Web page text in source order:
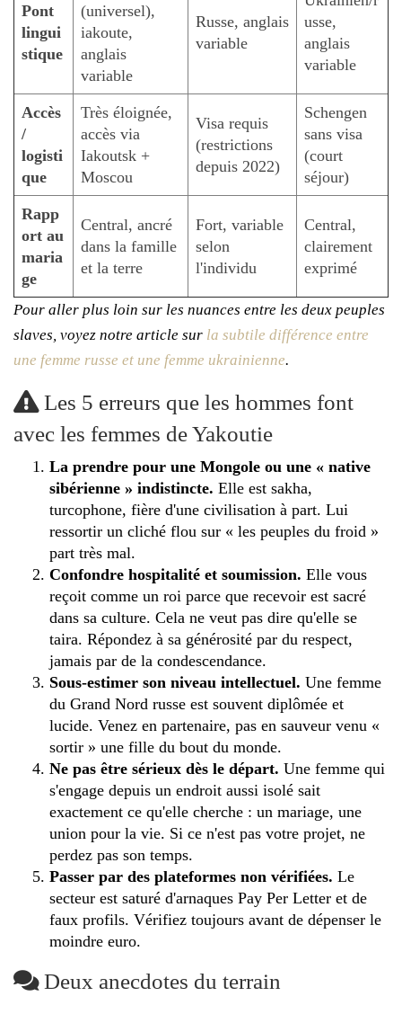
Pont
lingui
stique
(universel),
iakoute,
anglais
variable
Russe, anglais
variable
usse,
anglais
variable
Accès
/
logisti
que
Très éloignée,
accès via
Iakoutsk +
Moscou
Visa requis
(restrictions
depuis 2022)
Schengen
sans visa
(court
séjour)
Rapp
ort au
maria
ge
Central, ancré
dans la famille
et la terre
Fort, variable
selon
l'individu
Central,
clairement
exprimé
Pour aller plus loin sur les nuances entre les deux peuples
slaves, voyez notre article sur la subtile différence entre
une femme russe et une femme ukrainienne.
Les 5 erreurs que les hommes font
avec les femmes de Yakoutie
La prendre pour une Mongole ou une « native
sibérienne » indistincte. Elle est sakha,
turcophone, fière d'une civilisation à part. Lui
ressortir un cliché flou sur « les peuples du froid »
part très mal.
Confondre hospitalité et soumission. Elle vous
reçoit comme un roi parce que recevoir est sacré
dans sa culture. Cela ne veut pas dire qu'elle se
taira. Répondez à sa générosité par du respect,
jamais par de la condescendance.
Sous-estimer son niveau intellectuel. Une femme
du Grand Nord russe est souvent diplômée et
lucide. Venez en partenaire, pas en sauveur venu «
sortir » une fille du bout du monde.
Ne pas être sérieux dès le départ. Une femme qui
s'engage depuis un endroit aussi isolé sait
exactement ce qu'elle cherche : un mariage, une
union pour la vie. Si ce n'est pas votre projet, ne
perdez pas son temps.
Passer par des plateformes non vérifiées. Le
secteur est saturé d'arnaques Pay Per Letter et de
faux profils. Vérifiez toujours avant de dépenser le
moindre euro.
Deux anecdotes du terrain